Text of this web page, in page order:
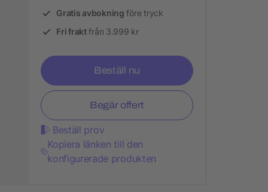
Gratis avbokning före tryck
Fri fraktfrån 3.999 kr
Beställ nu
Begär offert
Beställ prov
Kopiera länken till den
konfigurerade produkten